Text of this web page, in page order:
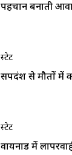
पहचान बनाती
स्टेट
सर्पदंश से मौतों में
स्टेट
वायनाड में